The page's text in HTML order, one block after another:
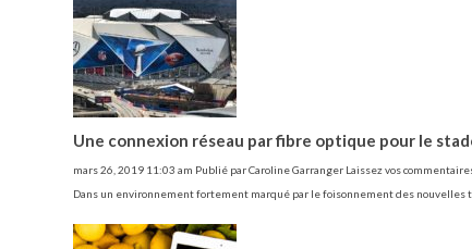
Une connexion réseau par fibre optique pour le
mars 26, 2019 11:03 am Publié parCaroline Garranger Laissez vos
Dans un environnement fortement marqué par le foisonnement des nouvelles